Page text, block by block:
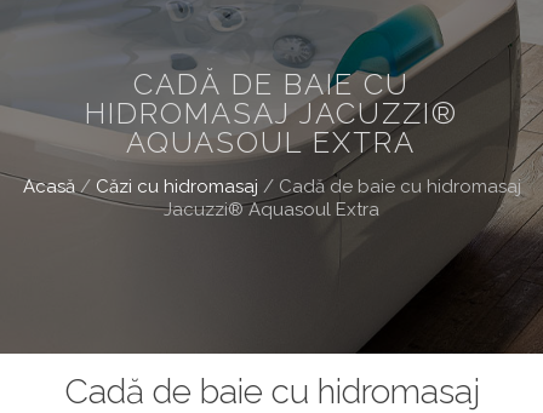
CADĂ DE BAIE CU
HIDROMASAJ JACUZZI®
AQUASOUL EXTRA
Acasă/ Căzi cu hidromasaj / Cadă de baie cu hidromasaj
Jacuzzi® Aquasoul Extra
Cadă de baie cu hidromasaj